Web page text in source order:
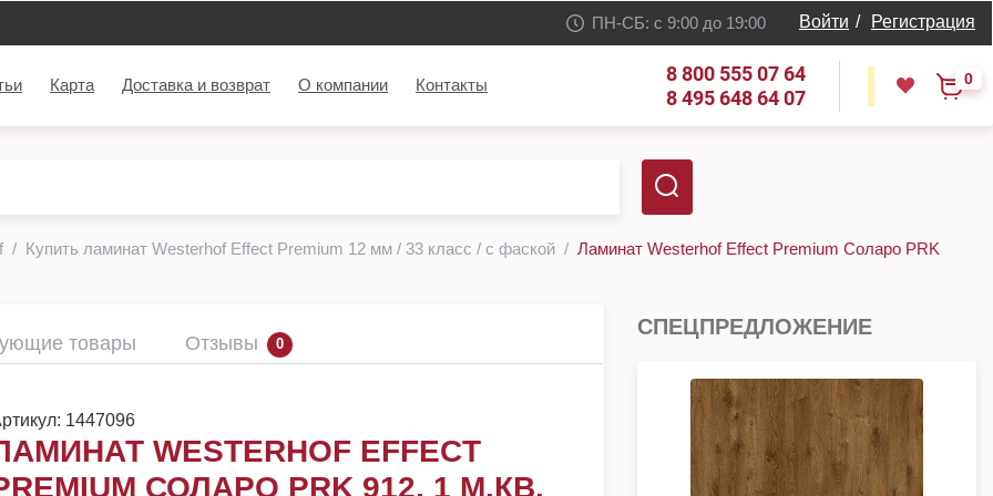
ПН-СБ: с 9:00 до 19:00 Войти / Регистрация
Карта Доставка и возврат О компании Контакты
8 800 555 07 64
8 495 648 64 07
0
Купить ламинат Westerhof Effect Premium 12 мм / 33 класс / с фаской Ламинат Westerhof Effect Premium Соларо PRK
товары Отзывы 0
1447096
WESTERHOF EFFECT
СОЛАРО PRK 912, 1 М.КВ.
СПЕЦПРЕДЛОЖЕНИЕ